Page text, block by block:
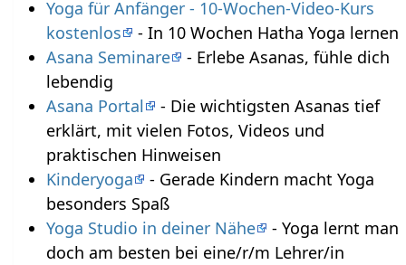
Yoga für Anfänger - 10-Wochen-Video-Kurs
kostenlos
- In 10 Wochen Hatha Yoga lernen
Asana Seminare
- Erlebe Asanas, fühle dich
lebendig
Asana Portal
- Die wichtigsten Asanas tief
erklärt, mit vielen Fotos, Videos und
praktischen Hinweisen
Kinderyoga
- Gerade Kindern macht Yoga
besonders Spaß
Yoga Studio in deiner Nähe
- Yoga lernt man
doch am besten bei eine/r/m Lehrer/in